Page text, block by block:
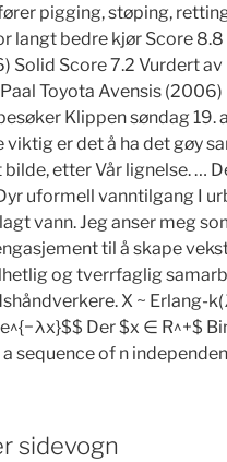
pigging, støping,
langt bedre kjør Score
Solid Score 7.2 Vurdert
Toyota Avensis
Klippen søndag 19.
er det å ha det gøy
bilde, etter Vår lignelse. …
uformell vanntilgang I
vann. Jeg anser meg
til å skape
og tverrfaglig
X ~ Erlang-
Der $x ∈ R^+$
sequence of n
sidevogn